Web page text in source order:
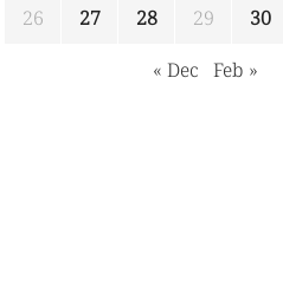
26
27 28 29 30
« Dec Feb »